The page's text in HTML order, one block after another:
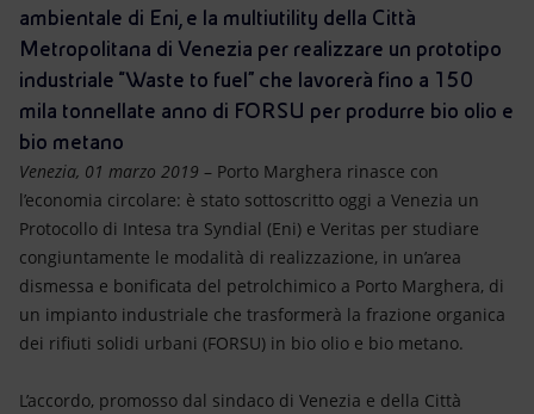
Scenari energetici
ambientale di Eni, e la multiutility della Città
Metropolitana di Venezia per realizzare un prototipo
industriale “Waste to fuel” che lavorerà fino a 150
mila tonnellate anno di FORSU per produrre bio olio e
bio metano
Venezia, 01 marzo 2019 – Porto Marghera rinasce con
l’economia circolare: è stato sottoscritto oggi a Venezia un
Protocollo di Intesa tra Syndial (Eni) e Veritas per studiare
congiuntamente le modalità di realizzazione, in un’area
dismessa e bonificata del petrolchimico a Porto Marghera, di
un impianto industriale che trasformerà la frazione organica
dei rifiuti solidi urbani (FORSU) in bio olio e bio metano.
L’accordo, promosso dal sindaco di Venezia e della Città